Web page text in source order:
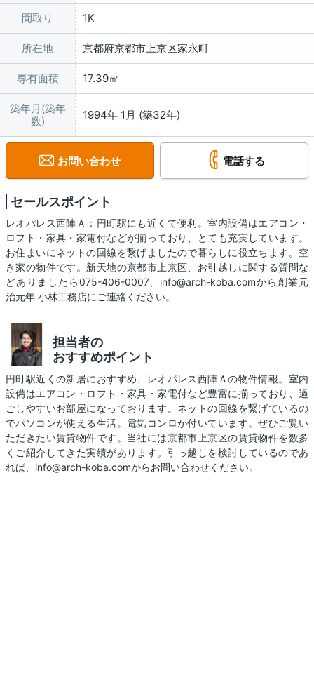
間取り 1K
所在地 京都府京都市上京区家永町
専有面積 17.39㎡
築年月(築年
数)
1994年 1月 (築32年)
お問い合わせ 電話する
セールスポイント
レオパレス西陣Ａ：円町駅にも近くて便利。室内設備はエアコン・
ロフト・家具・家電付などが揃っており、とても充実しています。
お住まいにネットの回線を繋げましたので暮らしに役立ちます。空
き家の物件です。新天地の京都市上京区、お引越しに関する質問な
どありましたら075-406-0007、info@arch-koba.comから創業元
治元年 小林工務店にご連絡ください。
担当者の
おすすめポイント
円町駅近くの新居におすすめ、レオパレス西陣Ａの物件情報。室内
設備はエアコン・ロフト・家具・家電付など豊富に揃っており、過
ごしやすいお部屋になっております。ネットの回線を繋げているの
でパソコンが使える生活。電気コンロが付いています。ぜひご覧い
ただきたい賃貸物件です。当社には京都市上京区の賃貸物件を数多
くご紹介してきた実績があります。引っ越しを検討しているのであ
れば、info@arch-koba.comからお問い合わせください。